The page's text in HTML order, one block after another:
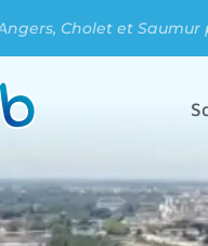
Cholet et Saumur